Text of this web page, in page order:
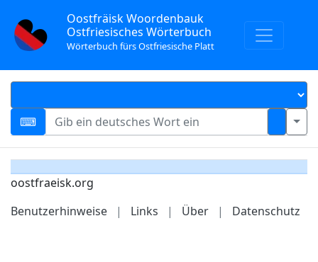
Oostfräisk Woordenbauk
Ostfriesisches Wörterbuch
Wörterbuch fürs Ostfriesische Platt
oostfraeisk.org
Benutzerhinweise
| Links | Über | Datenschutz